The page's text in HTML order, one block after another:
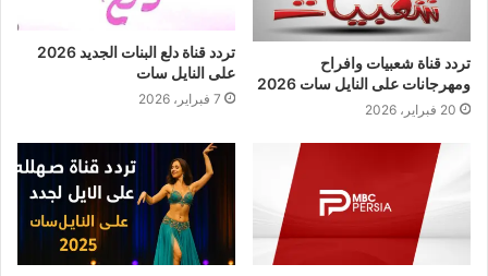
تردد قناة شعبيات وافراح
ومهرجانات على النايل سات 2026
20 فبراير، 2026
تردد قناة دلع البنات الجديد 2026
على النايل سات
7 فبراير، 2026